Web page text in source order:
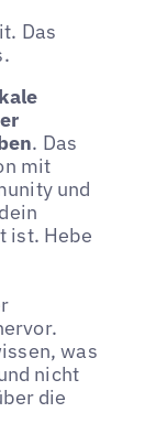
Das
. Das
mit
und
ist. Hebe
was
nicht
die